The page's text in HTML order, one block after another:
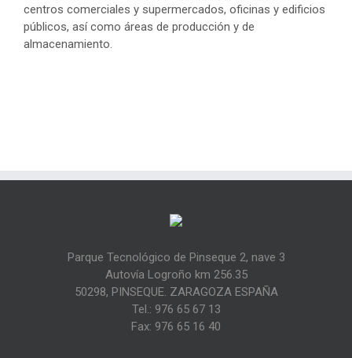
centros comerciales y supermercados, oficinas y edificios
públicos, así como áreas de producción y de
almacenamiento.
Parque Tecnológico de Pinseque 2, nave 3
Autovía Logroño km 256.35
50298, PINSEQUE. ZARAGOZA ESPAÑA
Tel.: 976 65 67 13
Fax: 976 65 16 40